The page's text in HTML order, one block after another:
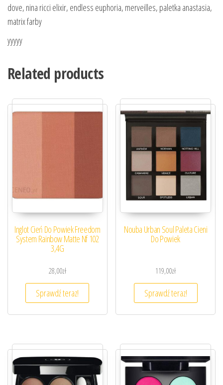
dove, nina ricci elixir, endless euphoria, merveilles, paletka anastasia,
matrix farby
yyyyy
Related products
Inglot Cień Do Powiek Freedom
System Rainbow Matte Nf 102
3,4G
28,00zł
Sprawdź teraz!
Nouba Urban Soul Paleta Cieni
Do Powiek
119,00zł
Sprawdź teraz!